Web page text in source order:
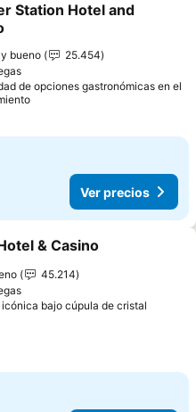
a favoritos
Station Hotel and
bueno
25.454
de opciones gastronómicas en el
Ver precios
a favoritos
& Casino
45.214
bajo cúpula de cristal